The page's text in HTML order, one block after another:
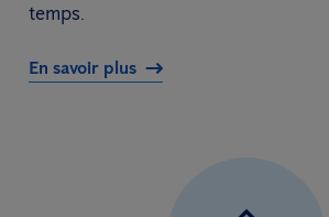
temps.
En savoir plus